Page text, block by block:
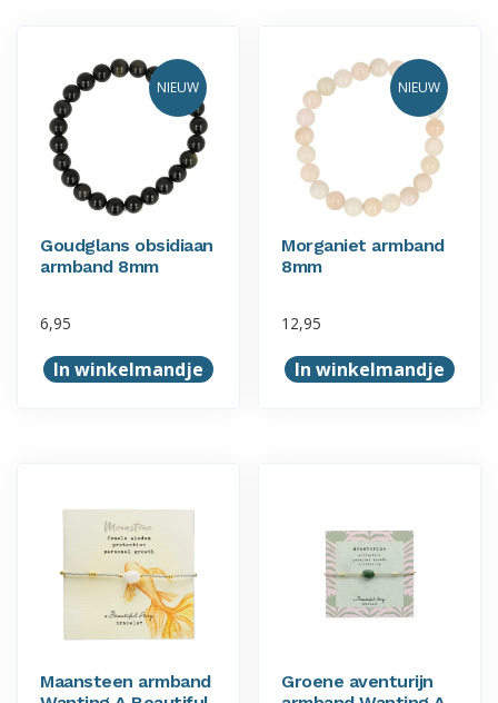
NIEUW
Goudglans obsidiaan
armband 8mm
6,95
In winkelmandje
NIEUW
Morganiet armband
8mm
12,95
In winkelmandje
Maansteen armband
Groene aventurijn